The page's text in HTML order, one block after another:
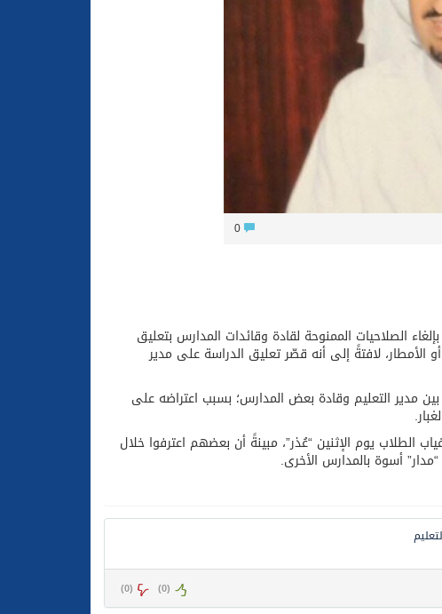
الصلاحيات الممنوحة لقادة وقائدات المدارس بتعليق
الأمطار، لافتةً إلى أنه قصّر تعليق الدراسة على مدير
مدير التعليم وقادة بعض المدارس؛ بسبب اعتراضه على
الطلاب يوم الإثنين “عُذر”، مبينةً أن بعضهم اعترفوا خلال
أسوة بالمدارس الأخرى.
(
0
) (
0
)